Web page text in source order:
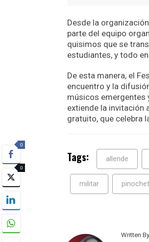
Desde la
parte del equipo
quisimos que se
estudiantes, y todo
De esta manera, el
encuentro y la
músicos emergentes
extiende la invitación
gratuito, que celebra
Tags: allende
militar pinochet
Written By
0
0